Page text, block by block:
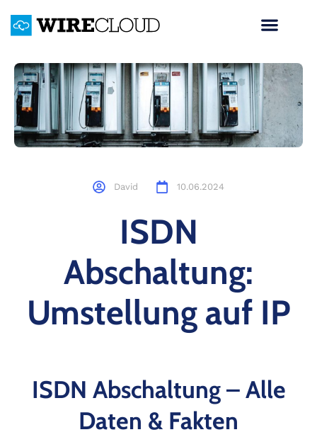
David 10.06.2024
ISDN
Abschaltung:
Umstellung auf IP
ISDN Abschaltung – Alle
Daten & Fakten